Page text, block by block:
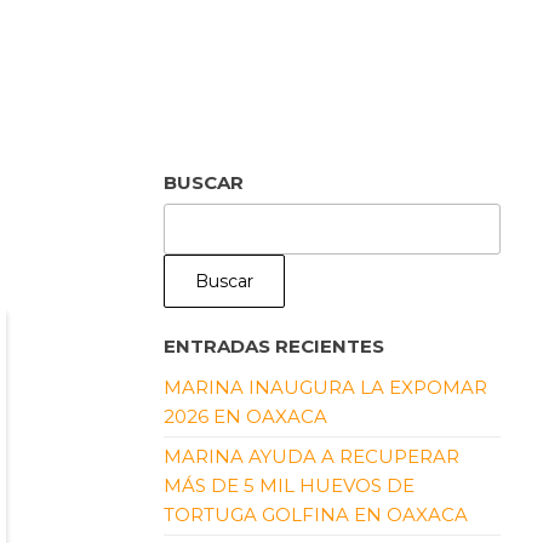
BUSCAR
Buscar
ENTRADAS RECIENTES
MARINA INAUGURA LA EXPOMAR
2026 EN OAXACA
MARINA AYUDA A RECUPERAR
MÁS DE 5 MIL HUEVOS DE
TORTUGA GOLFINA EN OAXACA